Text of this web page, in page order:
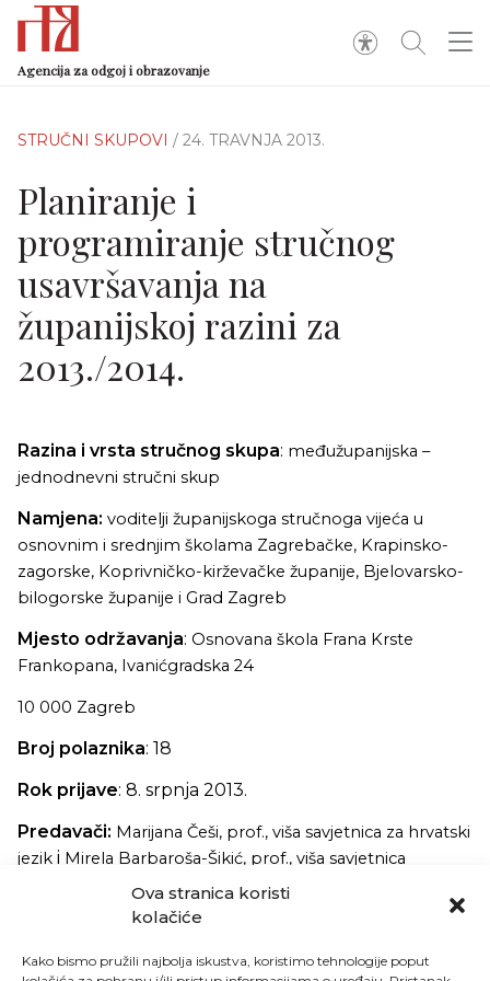
Ova stranica koristi
kolačiće
Kako bismo pružili najbolja iskustva, koristimo tehnologije poput
Agencija za odgoj i obrazovanje
STRUČNI SKUPOVI / 24. TRAVNJA 2013.
Planiranje i
programiranje stručnog
usavršavanja na
županijskoj razini za
2013./2014.
Razina i vrsta stručnog skupa: međužupanijska –
jednodnevni stručni skup
Namjena: voditelji županijskoga stručnoga vijeća u
osnovnim i srednjim školama Zagrebačke, Krapinsko-
zagorske, Koprivničko-kirževačke županije, Bjelovarsko-
bilogorske županije i Grad Zagreb
Mjesto održavanja: Osnovana škola Frana Krste
Frankopana, Ivanićgradska 24
10 000 Zagreb
Broj polaznika: 18
Rok prijave: 8. srpnja 2013.
Predavači: Marijana Češi, prof., viša savjetnica za hrvatski
jezik i Mirela Barbaroša-Šikić, prof., viša savjetnica
: Voditelji će:
analizirati ostvarivanje svrhe i ciljeva stručnoga